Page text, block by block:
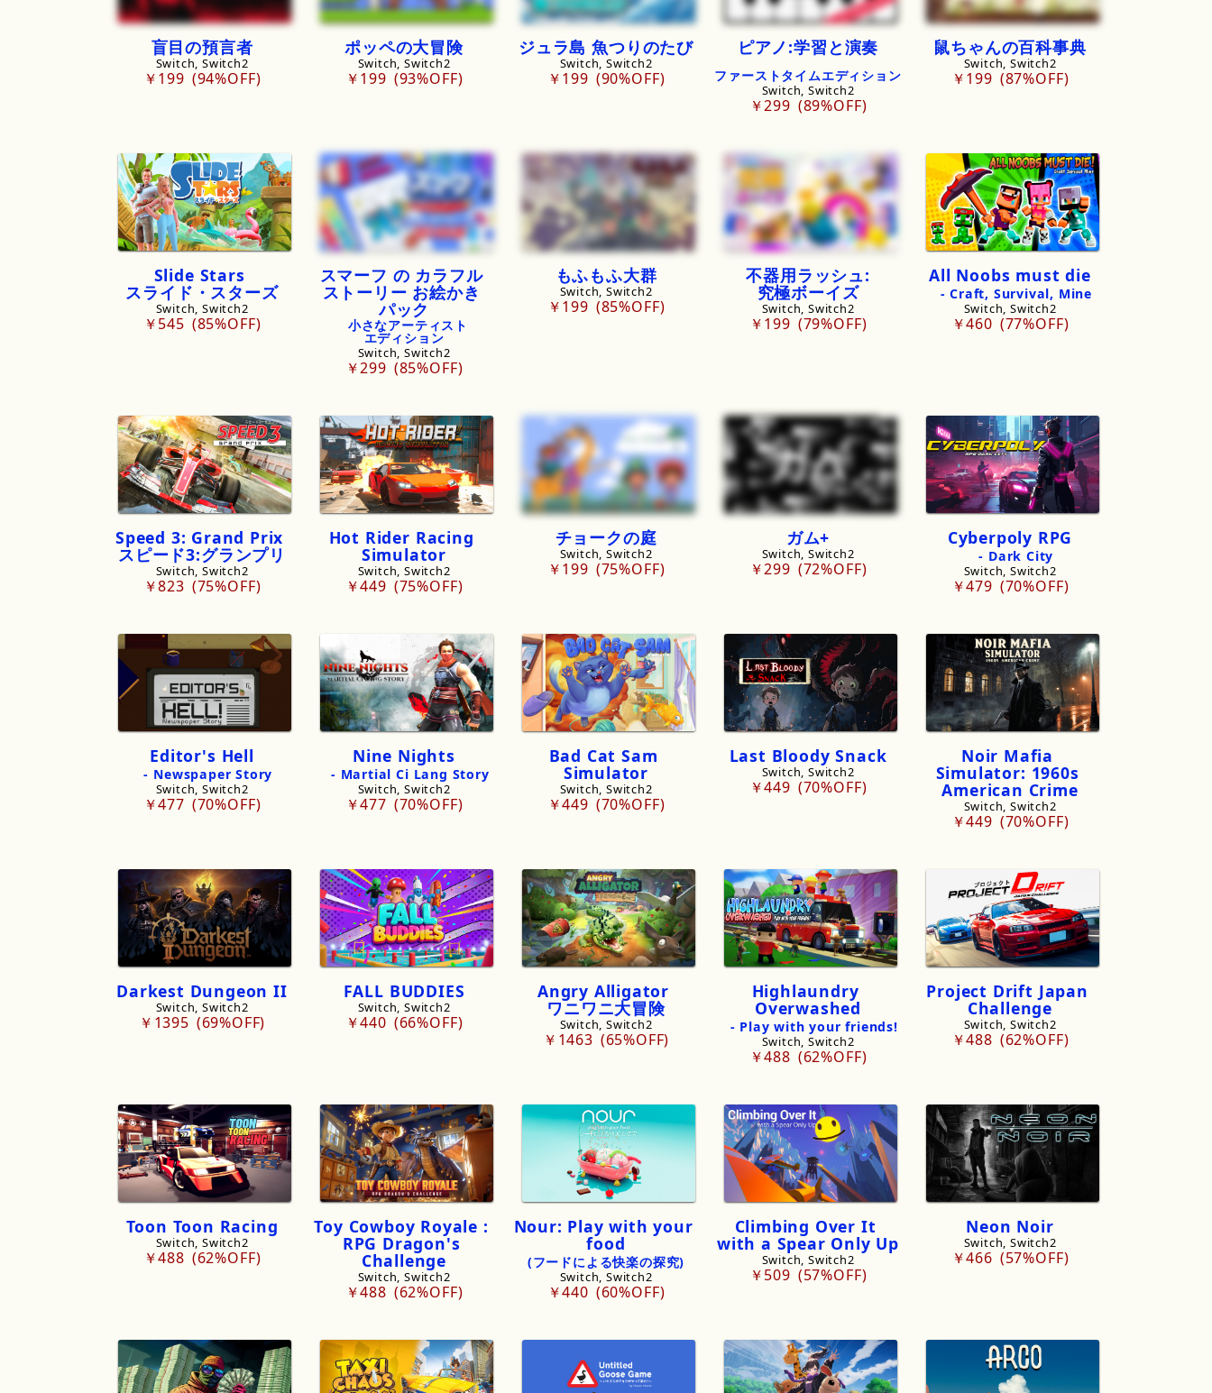
盲目の預言者
Switch, Switch2
￥199 94%OFF
ポッペの大冒険
Switch, Switch2
￥199 93%OFF
ジュラ島 魚つりのたび
Switch, Switch2
￥199 90%OFF
ピアノ:学習と演奏
ファーストタイムエディション
Switch, Switch2
￥299 89%OFF
鼠ちゃんの百科事典
Switch, Switch2
￥199 87%OFF
Slide Stars
スライド・ スターズ
Switch, Switch2
￥545 85%OFF
スマーフ の カラフル
ストーリー お絵かき
パック
小さなアーティスト
エディション
Switch, Switch2
￥299 85%OFF
もふもふ大群
Switch, Switch2
￥199 85%OFF
不器用ラッシュ:
究極ボーイズ
Switch, Switch2
￥199 79%OFF
All Noobs must die
- Craft, Survival, Mine
Switch, Switch2
￥460 77%OFF
Speed 3: Grand Prix
スピード3:グランプリ
Switch, Switch2
￥823 75%OFF
Hot Rider Racing
Simulator
Switch, Switch2
￥449 75%OFF
チョークの庭
Switch, Switch2
￥199 75%OFF
ガム+
Switch, Switch2
￥299 72%OFF
Cyberpoly RPG
- Dark City
Switch, Switch2
￥479 70%OFF
Editor's Hell
- Newspaper Story
Switch, Switch2
￥477 70%OFF
Nine Nights
- Martial Ci Lang Story
Switch, Switch2
￥477 70%OFF
Bad Cat Sam
Simulator
Switch, Switch2
￥449 70%OFF
Last Bloody Snack
Switch, Switch2
￥449 70%OFF
Noir Mafia
Simulator: 1960s
American Crime
Switch, Switch2
￥449 70%OFF
Darkest Dungeon II
Switch, Switch2
￥1395 69%OFF
FALL BUDDIES
Switch, Switch2
￥440 66%OFF
Angry Alligator
ワニワニ大冒険
Switch, Switch2
￥1463 65%OFF
Highlaundry
Overwashed
- Play with your friends!​
Switch, Switch2
￥488 62%OFF
Project Drift Japan
Challenge
Switch, Switch2
￥488 62%OFF
Toon Toon Racing
Switch, Switch2
￥488 62%OFF
Toy Cowboy Royale :
RPG Dragon's
Challenge
Switch, Switch2
￥488 62%OFF
Nour: Play with your
food
(フードによる快楽の探究)
Switch, Switch2
￥440 60%OFF
Climbing Over It
with a Spear Only Up
Switch, Switch2
￥509 57%OFF
Neon Noir
Switch, Switch2
￥466 57%OFF